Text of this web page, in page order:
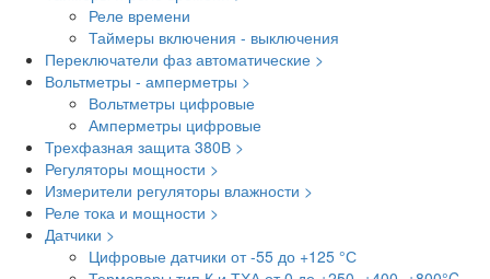
Реле времени
Таймеры включения - выключения
Переключатели фаз автоматические >
Вольтметры - амперметры >
Вольтметры цифровые
Амперметры цифровые
Трехфазная защита 380В >
Регуляторы мощности >
Измерители регуляторы влажности >
Реле тока и мощности >
Датчики >
Цифровые датчики от -55 до +125 °С